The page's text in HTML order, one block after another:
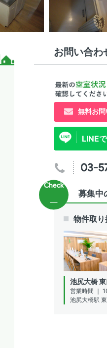
お問い合わ
無料お
LINE
03-
募集中
物件取
池尻大橋
営業時間 ｜
池尻大橋駅